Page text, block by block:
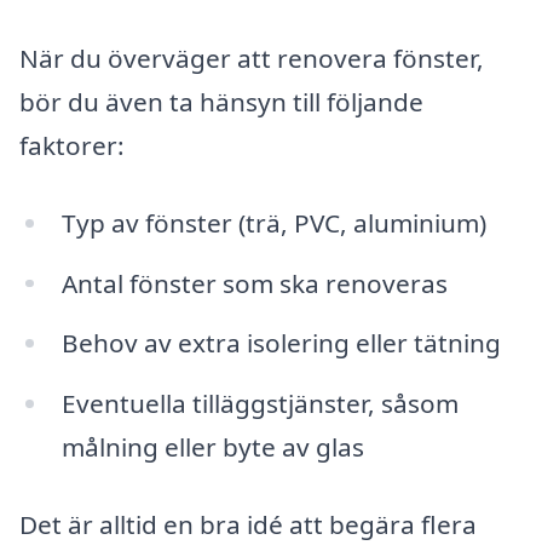
När du överväger att renovera fönster,
bör du även ta hänsyn till följande
faktorer:
Typ av fönster (trä, PVC, aluminium)
Antal fönster som ska renoveras
Behov av extra isolering eller tätning
Eventuella tilläggstjänster, såsom
målning eller byte av glas
Det är alltid en bra idé att begära flera